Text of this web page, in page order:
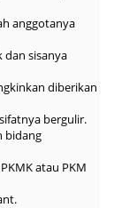
anggotanya
sisanya
diberikan
bergulir.
bidang
atau PKM